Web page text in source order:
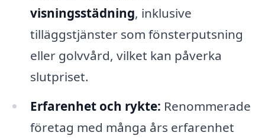
visningsstädning, inklusive
tilläggstjänster som fönsterputsning
eller golvvård, vilket kan påverka
slutpriset.
Erfarenhet och rykte: Renommerade
företag med många års erfarenhet